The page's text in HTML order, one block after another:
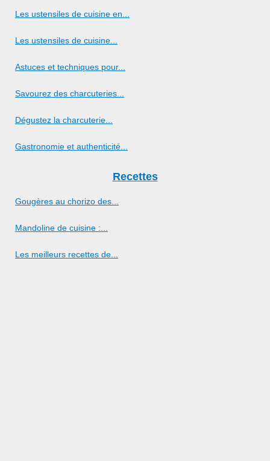
Les ustensiles de cuisine en...
Les ustensiles de cuisine...
Astuces et techniques pour...
Savourez des charcuteries...
Dégustez la charcuterie...
Gastronomie et authenticité...
Recettes
Gougères au chorizo des...
Mandoline de cuisine :...
Les meilleurs recettes de...